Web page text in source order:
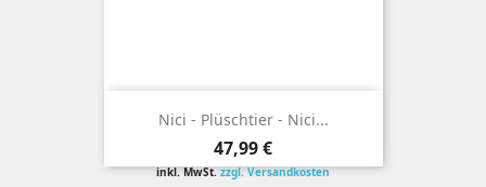
Nici - Plüschtier - Nici...
Preis
47,99 €
inkl. MwSt.zzgl. Versandkosten